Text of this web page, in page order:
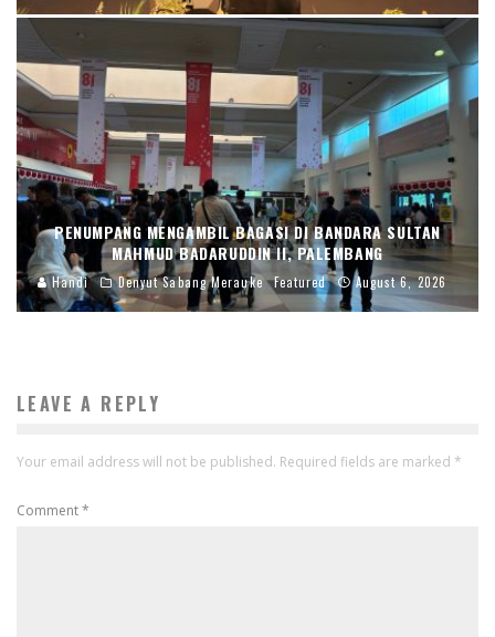
PENUMPANG MENGAMBIL BAGASI DI BANDARA SULTAN
MAHMUD BADARUDDIN II, PALEMBANG
Handi Denyut Sabang Merauke Featured August 6, 2026
LEAVE A REPLY
Your email address will not be published. Required fields are marked *
Comment*